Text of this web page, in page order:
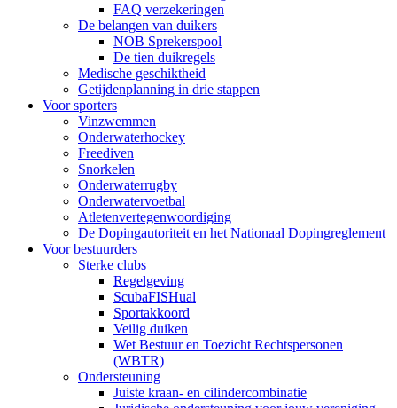
FAQ verzekeringen
De belangen van duikers
NOB Sprekerspool
De tien duikregels
Medische geschiktheid
Getijdenplanning in drie stappen
Voor sporters
Vinzwemmen
Onderwaterhockey
Freediven
Snorkelen
Onderwaterrugby
Onderwatervoetbal
Atletenvertegenwoordiging
De Dopingautoriteit en het Nationaal Dopingreglement
Voor bestuurders
Sterke clubs
Regelgeving
ScubaFISHual
Sportakkoord
Veilig duiken
Wet Bestuur en Toezicht Rechtspersonen
(WBTR)
Ondersteuning
Juiste kraan- en cilindercombinatie